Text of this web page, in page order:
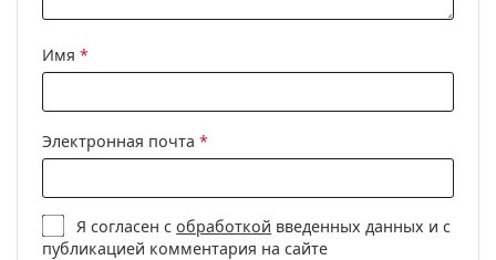
Имя *
Электронная почта *
Я согласен собработкой введенных данных и с
публикацией комментария на сайте